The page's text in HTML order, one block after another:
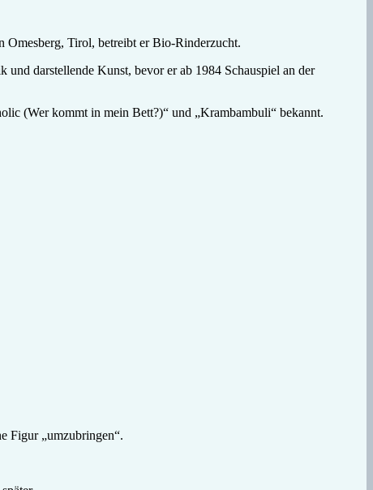
Tirol, betreibt er Bio-Rinderzucht.
darstellende Kunst, bevor er ab 1984 Schauspiel an der
(Wer kommt in mein Bett?)“ und „Krambambuli“ bekannt.
Figur „umzubringen“.